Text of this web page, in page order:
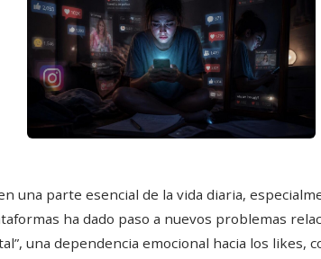
una parte esencial de la vida diaria,
ha dado paso a nuevos problemas
una dependencia emocional hacia los